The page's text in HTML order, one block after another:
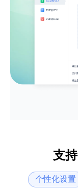
支
个性化设置